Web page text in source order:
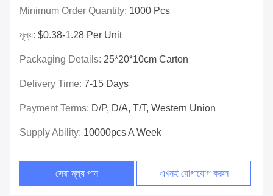
Minimum Order Quantity: 1000 Pcs
মূল্য: $0.38-1.28 Per Unit
Packaging Details: 25*20*10cm Carton
Delivery Time: 7-15 Days
Payment Terms: D/P, D/A, T/T, Western Union
Supply Ability: 10000pcs A Week
সেরা মূল্য পান এখনই যোগাযোগ করুন